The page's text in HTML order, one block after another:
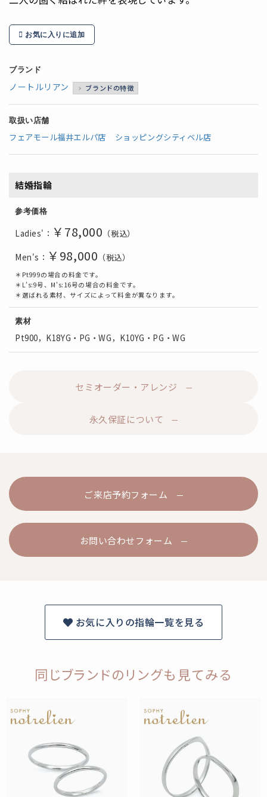
お気に入りに追加
ブランド
ノートルリアン ブランドの特徴
取扱い店舗
フェアモール福井エルパ店 ショッピングシティベル店
結婚指輪
参考価格
Ladies'： ￥78,000 （税込）
Men's： ￥98,000 （税込）
＊Pt999の場合の料金です。
＊L’s:9号、M's:16号の場合の料金です。
＊選ばれる素材、サイズによって料金が異なります。
素材
Pt900，K18YG・PG・WG，K10YG・PG・WG
セミオーダー・アレンジ
永久保証について
ご来店予約フォーム
お問い合わせフォーム
お気に入りの指輪一覧を見る
同じブランドのリングも見てみる